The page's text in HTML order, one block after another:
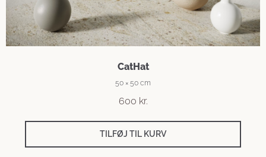
CatHat
50 × 50 cm
600 kr.
TILFØJ TIL KURV